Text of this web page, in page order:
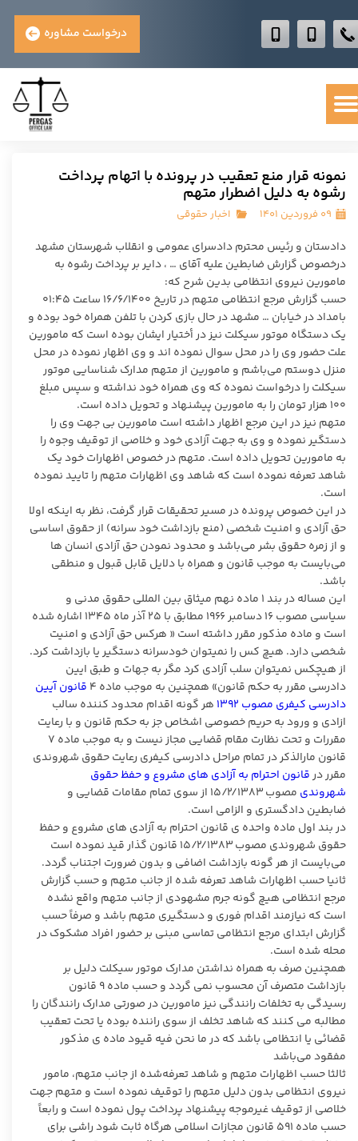
درخواست مشاوره
نمونه قرار منع تعقیب در پرونده با اتهام پرداخت
رشوه به دلیل اضطرار متهم
۰۹ فروردین ۱۴۰۱ اخبار حقوقی
دادستان و رئیس محترم دادسرای عمومی و انقلاب شهرستان مشهد
درخصوص گزارش ضابطین علیه آقای … ، دایر بر پرداخت رشوه به
مامورین نیروی انتظامی بدین شرح که:
حسب گزارش مرجع انتظامی متهم در تاریخ ۱۶/۶/۱۴۰۰ ساعت ۰۱:۴۵
بامداد در خیابان … مشهد در حال بازی کردن با تلفن همراه خود بوده و
یک دستگاه موتور سیکلت نیز در أختیار ایشان بوده است که مامورین
علت حضور وی را در محل سوال نموده اند و وی اظهار نموده در محل
منزل دوستم می‌باشم و مامورین از متهم مدارک شناسایی موتور
سیکلت را درخواست نموده که وی همراه خود نداشته و سپس مبلغ
۱۰۰ هزار تومان را به مامورین پیشنهاد و تحویل داده است.
متهم نیز در این مرجع اظهار داشته است مامورین بی جهت وی را
دستگیر نموده و وی به جهت آزادی خود و خلاصی از توقیف وجوه را
به مامورین تحویل داده است. متهم در خصوص اظهارات خود یک
شاهد تعرفه نموده است که شاهد وی اظهارات متهم را تایید نموده
است.
در این خصوص پرونده در مسیر تحقیقات قرار گرفت، نظر به اینکه اولا
حق آزادی و امنیت شخصی (منع بازداشت خود سرانه) از حقوق اساسی
و از زمره حقوق بشر می‌باشد و محدود نمودن حق آزادی انسان ها
می‌بایست به موجب قانون و همراه با دلایل قابل قبول و منطقی
باشد.
این مساله در بند ۱ ماده نهم میثاق بین المللی حقوق مدنی و
سیاسی مصوب ۱۶ دسامبر ۱۹۶۶ مطابق با ۲۵ آذر ماه ۱۳۴۵ اشاره شده
است و ماده مذکور مقرر داشته است « هرکس حق آزادی و امنیت
شخصی دارد. هیچ کس را نمیتوان خودسرانه دستگیر یا بازداشت کرد.
از هیچکس نمیتوان سلب آزادی کرد مگر به جهات و طبق ایین
دادرسی مقرر به حکم قانون» همچنین به موجب ماده ۴
قانون آیین
دادرسی کیفری مصوب ۱۳۹۲
هر گونه اقدام محدود کننده سالب
ازادی و ورود به حریم خصوصی اشخاص جز به حکم قانون و با رعایت
مقررات و تحت نظارت مقام قضایی مجاز نیست و به موجب ماده ۷
قانون مارالذکر در تمام مراحل دادرسی کیفری رعایت حقوق شهروندی
مقرر درقانون احترام به آزادی های مشروع و حفظ حقوق
شهروندی
مصوب ۱۵/۲/۱۳۸۳ از سوی تمام مقامات قضایی و
ضابطین دادگستری و الزامی است.
در بند اول ماده واحده ی قانون احترام به آزادی های مشروع و حفظ
حقوق شهروندی مصوب ۱۵/۲/۱۳۸۳ قانون گذار قید نموده است
می‌بایست از هر گونه بازداشت اضافی و بدون ضرورت اجتناب گردد.
ثانیا حسب اظهارات شاهد تعرفه شده از جانب متهم و حسب گزارش
مرجع انتظامی هیچ گونه جرم مشهودی از جانب متهم واقع نشده
است که نیازمند اقدام فوری و دستگیری متهم باشد و صرفاً حسب
گزارش ابتدای مرجع انتظامی تماسی مبنی بر حضور افراد مشکوک در
محله شده است.
همچنین صرف به همراه نداشتن مدارک موتور سیکلت دلیل بر
بازداشت متصرف آن محسوب نمی گردد و حسب ماده ۹ قانون
رسیدگی به تخلفات رانندگی نیز مامورین در صورتی مدارک رانندگان را
مطالبه می کنند که شاهد تخلف از سوی راننده بوده یا تحت تعقیب
قضائی یا انتظامی باشد که در ما نحن فیه قیود ماده ی مذکور
مفقود می‌باشد
ثالثا حسب اظهارات متهم و شاهد تعرفه‌شده از جانب متهم، مامور
نیروی انتظامی بدون دلیل متهم را توقیف نموده است و متهم جهت
خلاصی از توقیف غیرموجه پیشنهاد پرداخت پول نموده است و رابعاً
حسب ماده ۵۹۱ قانون مجازات اسلامی هرگاه ثابت شود راشی برای